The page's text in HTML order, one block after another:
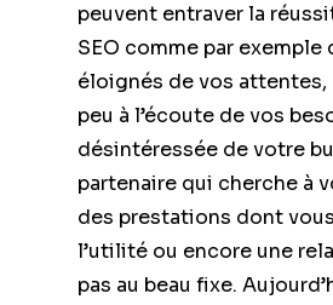
peuvent entraver la
SEO comme par exemple
éloignés de vos attentes,
peu à l’écoute de vos
désintéressée de votre
partenaire qui cherche à
des prestations dont vous
l’utilité ou encore une
pas au beau fixe.